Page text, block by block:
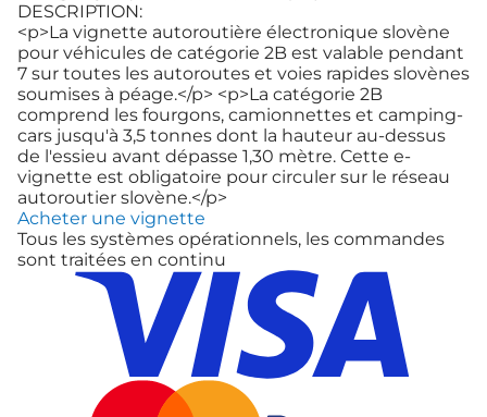
DESCRIPTION:
<p>La vignette autoroutière électronique slovène
pour véhicules de catégorie 2B est valable pendant
7 sur toutes les autoroutes et voies rapides slovènes
soumises à péage.</p> <p>La catégorie 2B
comprend les fourgons, camionnettes et camping-
cars jusqu'à 3,5 tonnes dont la hauteur au-dessus
de l'essieu avant dépasse 1,30 mètre. Cette e-
vignette est obligatoire pour circuler sur le réseau
autoroutier slovène.</p>
Acheter une vignette
Tous les systèmes opérationnels, les commandes
sont traitées en continu